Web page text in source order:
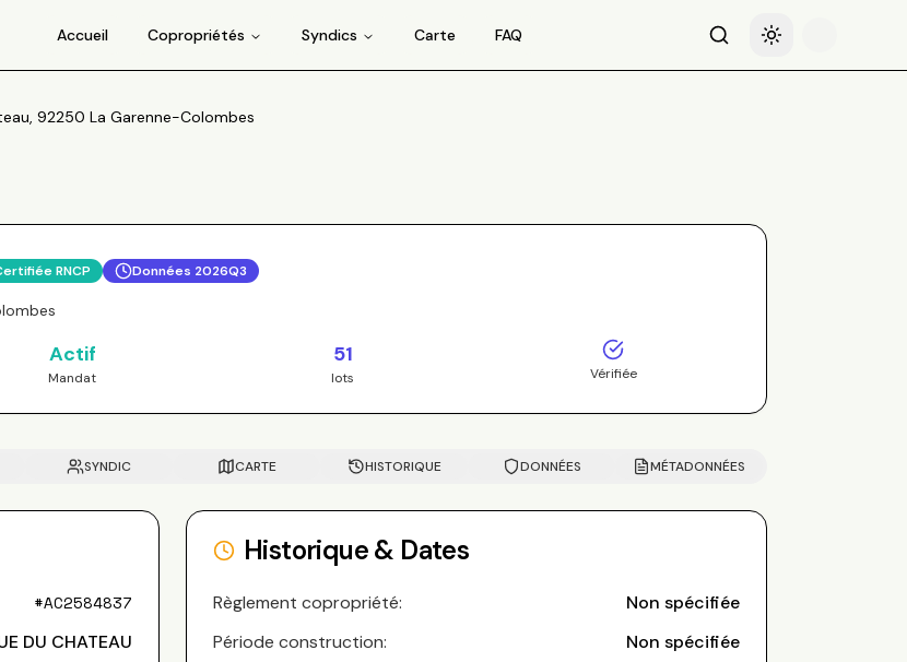
Accueil Copropriétés Syndics Carte FAQ RechercheBasculer le thème
92250 La Garenne-Colombes
RNCP Données 2026Q3
Actif
Mandat
51
lots Vérifiée
SYNDIC CARTE HISTORIQUE DONNÉES MÉTADONNÉES
#AC2584837
DU CHATEAU
Historique & Dates
Règlement copropriété:
Non spécifiée
Période construction:
Non spécifiée